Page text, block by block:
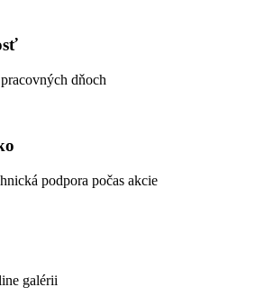
dňoch
podpora počas akcie
galérii